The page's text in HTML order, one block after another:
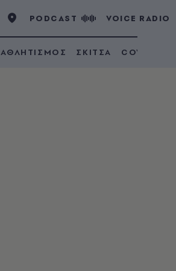
PODCAST VOICE RADIO
ΑΘΛΗΤΙΣΜΟΣ ΣΚΙΤΣΑ COVID 19